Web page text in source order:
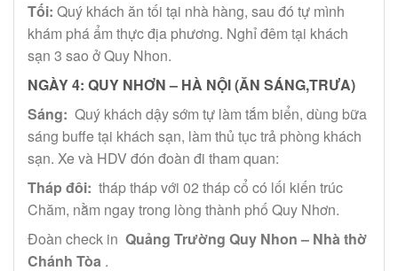
Tối: Quý khách ăn tối tại nhà hàng, sau đó tự mình
khám phá ẩm thực địa phương. Nghỉ đêm tại khách
sạn 3 sao ở Quy Nhon.
NGÀY 4: QUY NHƠN – HÀ NỘI (ĂN SÁNG,TRƯA)
Sáng: Quý khách dậy sớm tự làm tắm biển, dùng bữa
sáng buffe tại khách sạn, làm thủ tục trả phòng khách
sạn. Xe và HDV đón đoàn đi tham quan:
Tháp đôi: tháp tháp với 02 tháp cổ có lối kiến ​​trúc
Chăm, nằm ngay trong lòng thành phố Quy Nhơn.
Đoàn check in Quảng Trường Quy Nhon – Nhà thờ
Chánh Tòa .